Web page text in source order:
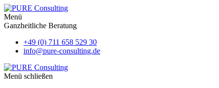
Menü
Ganzheitliche Beratung
+49 (0) 711 658 529 30
info@pure-consulting.de
Menü schließen